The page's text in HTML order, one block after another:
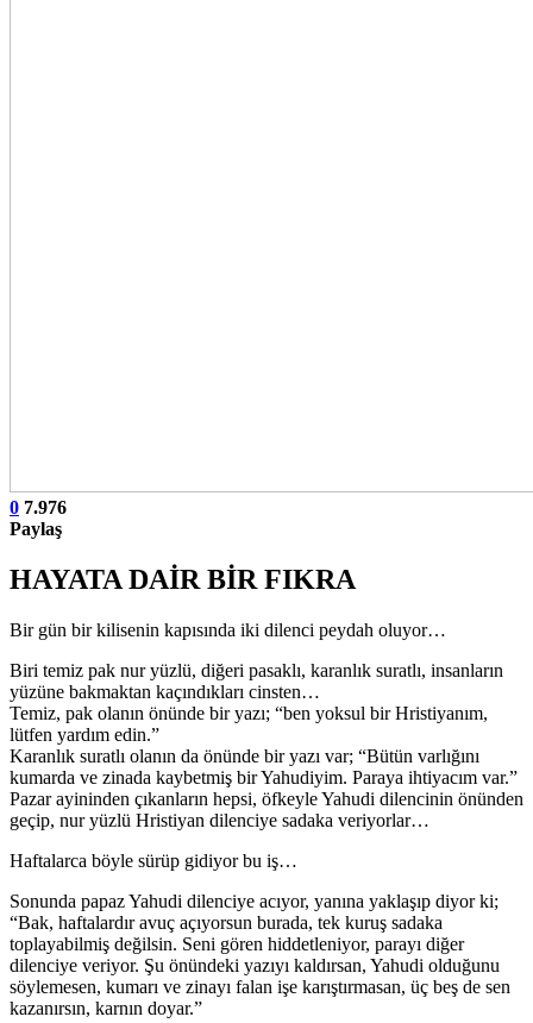
0 7.976
Paylaş
HAYATA DAİR BİR FIKRA
Bir gün bir kilisenin kapısında iki dilenci peydah oluyor…
Biri temiz pak nur yüzlü, diğeri pasaklı, karanlık suratlı, insanların
yüzüne bakmaktan kaçındıkları cinsten…
Temiz, pak olanın önünde bir yazı; “ben yoksul bir Hristiyanım,
lütfen yardım edin.”
Karanlık suratlı olanın da önünde bir yazı var; “Bütün varlığını
kumarda ve zinada kaybetmiş bir Yahudiyim. Paraya ihtiyacım var.”
Pazar ayininden çıkanların hepsi, öfkeyle Yahudi dilencinin önünden
geçip, nur yüzlü Hristiyan dilenciye sadaka veriyorlar…
Haftalarca böyle sürüp gidiyor bu iş…
Sonunda papaz Yahudi dilenciye acıyor, yanına yaklaşıp diyor ki;
“Bak, haftalardır avuç açıyorsun burada, tek kuruş sadaka
toplayabilmiş değilsin. Seni gören hiddetleniyor, parayı diğer
dilenciye veriyor. Şu önündeki yazıyı kaldırsan, Yahudi olduğunu
söylemesen, kumarı ve zinayı falan işe karıştırmasan, üç beş de sen
kazanırsın, karnın doyar.”